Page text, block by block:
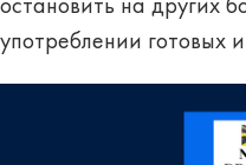
остановить на других
употреблении готовых